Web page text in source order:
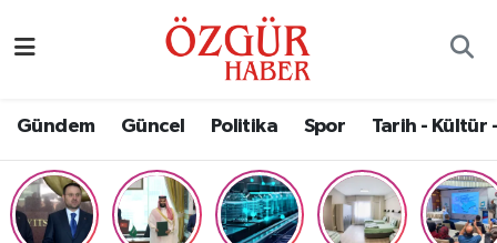
Gündem Güncel Politika Spor Tarih - Kültür
Eğitim
Nöbetçi Eczaneler
Namaz Vakitleri